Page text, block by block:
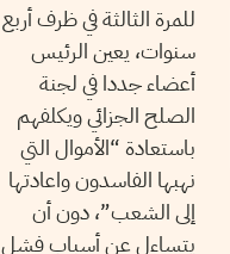
للمرة الثالثة في ظرف أربع
سنوات، يعين الرئيس
أعضاء جددا في لجنة
الصلح الجزائي ويكلفهم
باستعادة “الأموال التي
نهبها الفاسدون واعادتها
إلى الشعب”، دون أن
يتساءل عن أسباب فشل